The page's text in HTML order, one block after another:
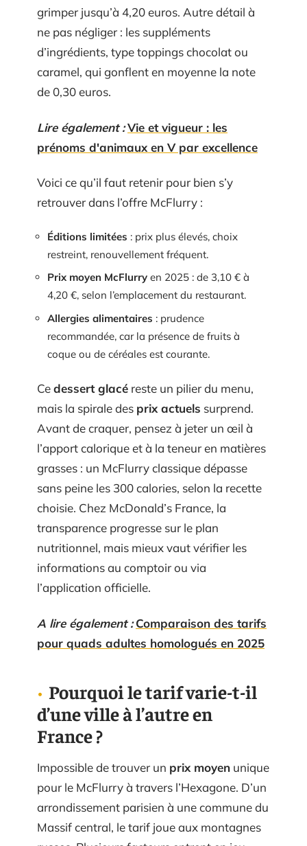
grimper jusqu’à 4,20 euros. Autre détail à
ne pas négliger : les suppléments
d’ingrédients, type toppings chocolat ou
caramel, qui gonflent en moyenne la note
de 0,30 euros.
Lire également :Vie et vigueur : les
prénoms d'animaux en V par excellence
Voici ce qu’il faut retenir pour bien s’y
retrouver dans l’offre McFlurry :
Éditions limitées : prix plus élevés, choix
restreint, renouvellement fréquent.
Prix moyen McFlurry en 2025 : de 3,10 € à
4,20 €, selon l’emplacement du restaurant.
Allergies alimentaires : prudence
recommandée, car la présence de fruits à
coque ou de céréales est courante.
Cedessert glacé reste un pilier du menu,
mais la spirale des prix actuels surprend.
Avant de craquer, pensez à jeter un œil à
l’apport calorique et à la teneur en matières
grasses : un McFlurry classique dépasse
sans peine les 300 calories, selon la recette
choisie. Chez McDonald’s France, la
transparence progresse sur le plan
nutritionnel, mais mieux vaut vérifier les
informations au comptoir ou via
l’application officielle.
A lire également : Comparaison des tarifs
pour quads adultes homologués en 2025
Pourquoi le tarif varie-t-il
d’une ville à l’autre en
France ?
Impossible de trouver un prix moyen unique
pour le McFlurry à travers l’Hexagone. D’un
arrondissement parisien à une commune du
Massif central, le tarif joue aux montagnes